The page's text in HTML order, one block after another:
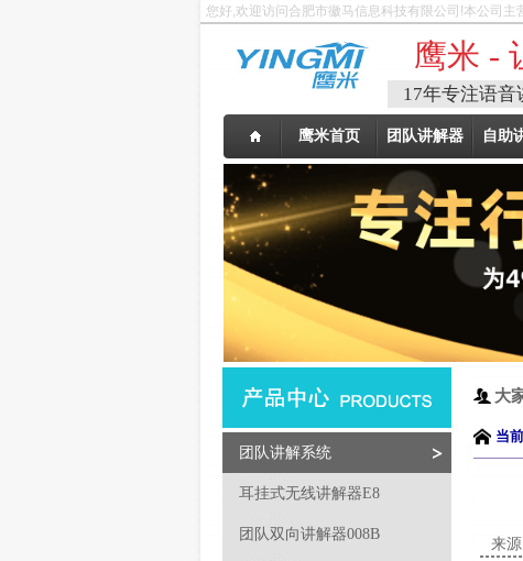
您好,欢迎访问合肥市徽马信息科技有限公司!本公司主
鹰米 -
17年专注语
鹰米首页 团队讲解器 自助
团队讲解系统
耳挂式无线讲解器E8
团队双向讲解器008B
大
当
来